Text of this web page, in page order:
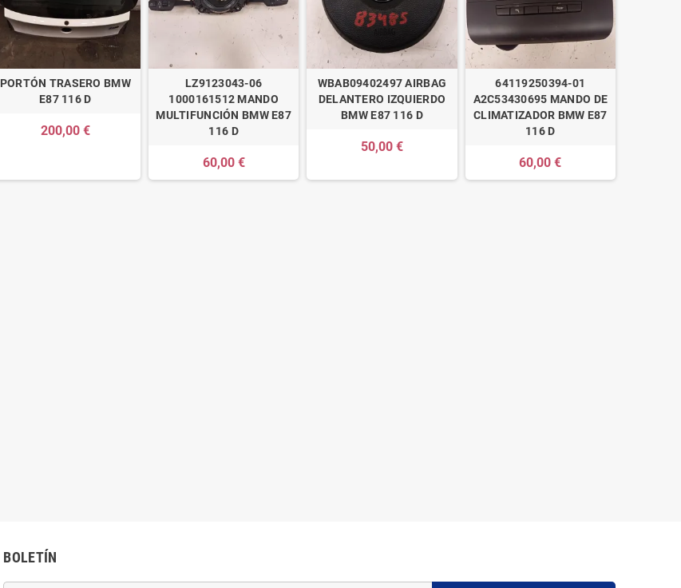
PORTÓN TRASERO BMW
E87 116 D
200,00 €
LZ9123043-06
1000161512 MANDO
MULTIFUNCIÓN BMW E87
116 D
60,00 €
WBAB09402497 AIRBAG
DELANTERO IZQUIERDO
BMW E87 116 D
50,00 €
64119250394-01
A2C53430695 MANDO DE
CLIMATIZADOR BMW E87
116 D
60,00 €
BOLETÍN